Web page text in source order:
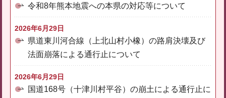
令和8年熊本地震への本県の対応等について
2026年6月29日
県道東川河合線（上北山村小橡）の路肩決壊及び
法面崩落による通行止について
2026年6月29日
国道168号（十津川村平谷）の崩土による通行止に